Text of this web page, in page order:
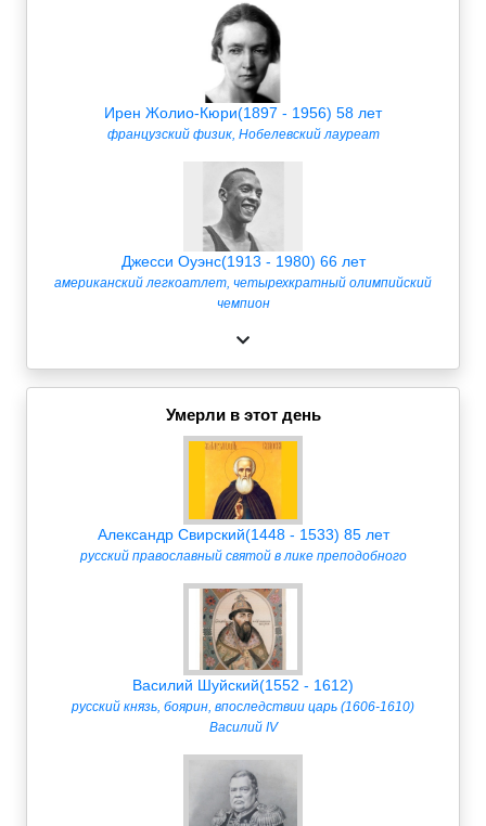
Ирен Жолио-Кюри(1897 - 1956) 58 лет
французский физик, Нобелевский лауреат
Джесси Оуэнс(1913 - 1980) 66 лет
американский легкоатлет, четырехкратный олимпийский
чемпион
Умерли в этот день
Александр Свирский(1448 - 1533) 85 лет
русский православный святой в лике преподобного
Василий Шуйский(1552 - 1612)
русский князь, боярин, впоследствии царь (1606-1610)
Василий IV